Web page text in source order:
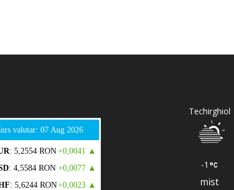
valutar: 07 Aug 2026
: 5,2554 RON +0,0041 ▲
: 4,5584 RON +0,0077 ▲
: 5,6244 RON+0,0023 ▲
Techirghiol
-1
mist